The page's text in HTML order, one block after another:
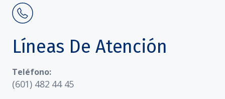
Líneas De Atención
Teléfono:
(601) 482 44 45